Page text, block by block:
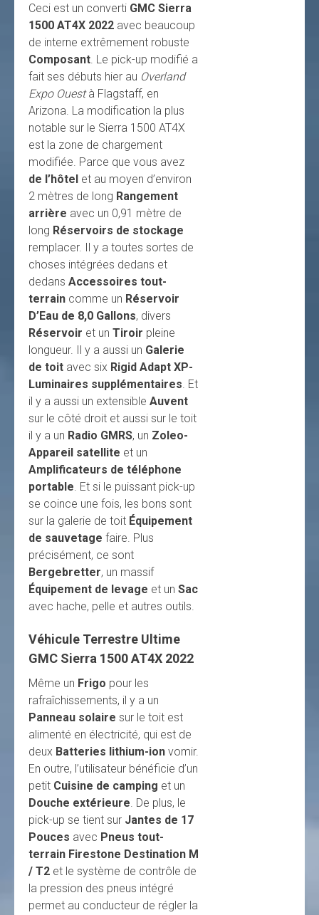
Ceci est un converti GMC Sierra
1500 AT4X 2022 avec beaucoup
de interne extrêmement robuste
Composant . Le pick-up modifié a
fait ses débuts hier au Overland
Expo Ouestà Flagstaff, en
Arizona. La modification la plus
notable sur le Sierra 1500 AT4X
est la zone de chargement
modifiée. Parce que vous avez
de l’hôtel et au moyen d’environ
2 mètres de long Rangement
arrière avec un 0,91 mètre de
long Réservoirs de stockage
remplacer. Il y a toutes sortes de
choses intégrées dedans et
dedans Accessoires tout-
terrain comme un Réservoir
D’Eau de 8,0 Gallons, divers
Réservoir et un Tiroir pleine
longueur. Il y a aussi un Galerie
de toit avec six Rigid Adapt XP-
Luminaires supplémentaires . Et
il y a aussi un extensible Auvent
sur le côté droit et aussi sur le toit
il y a un Radio GMRS, un Zoleo-
Appareil satellite et un
Amplificateurs de téléphone
portable . Et si le puissant pick-up
se coince une fois, les bons sont
sur la galerie de toit Équipement
de sauvetage faire. Plus
précisément, ce sont
Bergebretter, un massif
Équipement de levage et un Sac
avec hache, pelle et autres outils.
Véhicule Terrestre Ultime
GMC Sierra 1500 AT4X 2022
Même un Frigo pour les
rafraîchissements, il y a un
Panneau solaire sur le toit est
alimenté en électricité, qui est de
deux Batteries lithium-ion vomir.
En outre, l’utilisateur bénéficie d’un
petit Cuisine de camping et un
Douche extérieure . De plus, le
pick-up se tient sur Jantes de 17
Pouces avec Pneus tout-
terrain Firestone Destination M
/ T2 et le système de contrôle de
la pression des pneus intégré
permet au conducteur de régler la